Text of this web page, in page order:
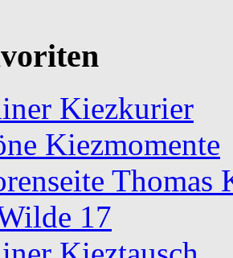
Kiezkurier
Kiezmomente
Thomas
17